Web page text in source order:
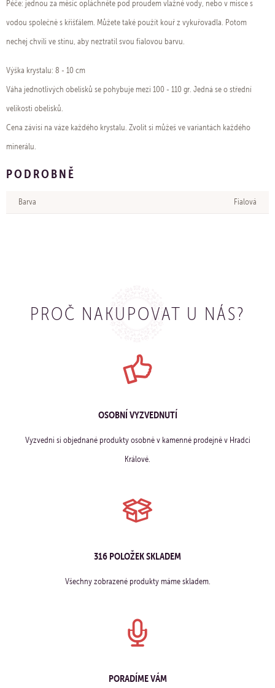
Péče: jednou za měsíc opláchněte pod proudem vlažné vody, nebo v misce s
vodou společně s křišťálem. Můžete také použít kouř z vykuřovadla. Potom
nechej chvíli ve stínu, aby neztratil svou fialovou barvu.
Výška krystalu: 8 - 10 cm
Váha jednotlivých obelisků se pohybuje mezi 100 - 110 gr. Jedná se o střední
velikosti obelisků.
Cena závisí na váze každého krystalu. Zvolit si můžeš ve variantách každého
minerálu.
PODROBNĚ
Barva Fialová
PROČ NAKUPOVAT U NÁS?
OSOBNÍ VYZVEDNUTÍ
Vyzvedni si objednané produkty osobně v kamenné prodejně v Hradci
Králové.
316 POLOŽEK SKLADEM
Všechny zobrazené produkty máme skladem.
PORADÍME VÁM